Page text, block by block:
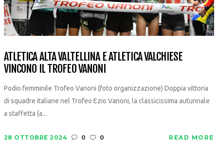
ATLETICA ALTA VALTELLINA E ATLETICA VALCHIESE
VINCONO IL TROFEO VANONI
Podio femminile Trofeo Vanoni (foto organizzazione) Doppia vittoria
di squadre italiane nel Trofeo Ezio Vanoni, la classicissima autunnale
a staffetta (a...
28 OTTOBRE 2024 0 0 READ MORE